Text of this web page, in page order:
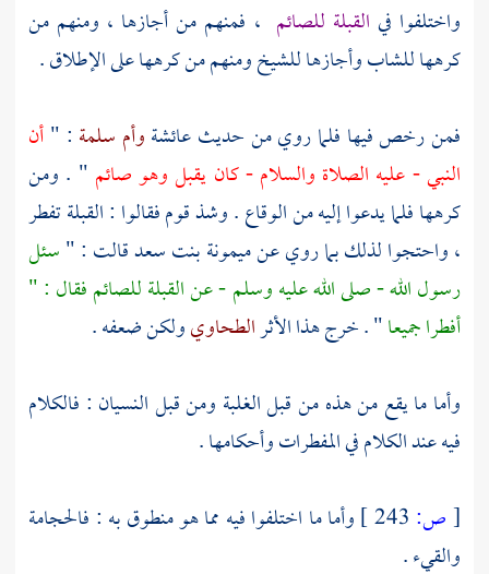
واختلفوا في القبلة للصائم ، فمنهم من أجازها ، ومنهم من
كرهها للشاب وأجازها للشيخ ومنهم من كرهها على الإطلاق .
فمن رخص فيها فلما روي من حديثعائشةوأم سلمة : "أن
النبي - عليه الصلاة والسلام - كان يقبل وهو صائم " . ومن
كرهها فلما يدعوا إليه من الوقاع . وشذ قوم فقالوا : القبلة تفطر
، واحتجوا لذلك بما روي عنميمونة بنت سعدقالت : "سئل
رسول الله - صلى الله عليه وسلم - عن القبلة للصائم فقال : "
أفطرا جميعا" . خرج هذا الأثرالطحاويولكن ضعفه .
وأما ما يقع من هذه من قبل الغلبة ومن قبل النسيان : فالكلام
فيه عند الكلام في المفطرات وأحكامها .
[ص:
وأما ما اختلفوا فيه مما هو منطوق به : فالحجامة
والقيء .